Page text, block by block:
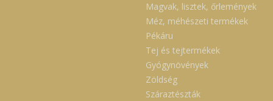
Magvak, lisztek, őrlemények
Méz, méhészeti termékek
Pékáru
Tej és tejtermékek
Gyógynövények
Zöldség
Száraztészták